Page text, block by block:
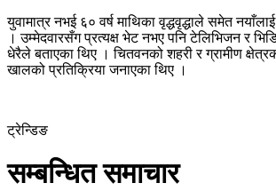
युवामात्र नभई ६० वर्ष माथिका वृद्धवृद्धाले समेत
। उम्मेदवारसँग प्रत्यक्ष भेट नभए पनि टेलिभिजन र
धेरैले बताएका थिए । चितवनको शहरी र ग्रामीण
खालको प्रतिक्रिया जनाएका थिए ।
ट्रेन्डिङ
सम्बन्धित समाचार